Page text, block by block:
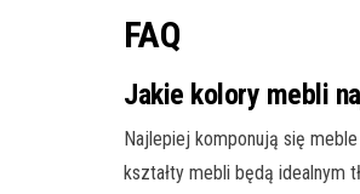
FAQ
Jakie kolory mebli
Najlepiej komponują się
kształty mebli będą idealnym